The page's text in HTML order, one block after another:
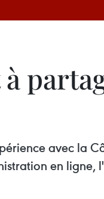
avec la
en ligne,